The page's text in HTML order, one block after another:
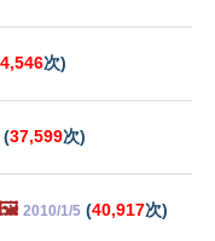
次)
(37,599次)
2010/1/5 (40,917次)